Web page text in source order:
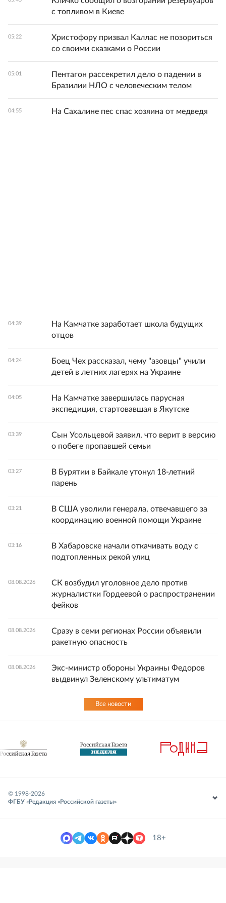
с топливом в Киеве
05:22
Христофору призвал Каллас не позориться
со своими сказками о России
05:01
Пентагон рассекретил дело о падении в
Бразилии НЛО с человеческим телом
04:55 На Сахалине пес спас хозяина от медведя
04:39
На Камчатке заработает школа будущих
отцов
04:24
Боец Чех рассказал, чему "азовцы" учили
детей в летних лагерях на Украине
04:05
На Камчатке завершилась парусная
экспедиция, стартовавшая в Якутске
03:39
Сын Усольцевой заявил, что верит в версию
о побеге пропавшей семьи
03:27
В Бурятии в Байкале утонул 18-летний
парень
03:21
В США уволили генерала, отвечавшего за
координацию военной помощи Украине
03:16
В Хабаровске начали откачивать воду с
подтопленных рекой улиц
08.08.2026
СК возбудил уголовное дело против
журналистки Гордеевой о распространении
фейков
08.08.2026
Сразу в семи регионах России объявили
ракетную опасность
08.08.2026
Экс-министр обороны Украины Федоров
выдвинул Зеленскому ультиматум
Все новости
© 1998-2026
ФГБУ «Редакция «Российской газеты»
18+